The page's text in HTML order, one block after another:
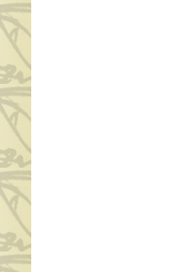
2935416.....(เวลา